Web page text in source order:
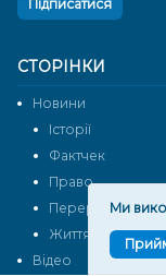
СТОРІНКИ
Новини
Історії
Фактчек
Право
Перерва на каву
Життя
Відео
Підписатися
Ми